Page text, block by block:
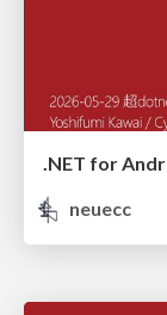
neuecc